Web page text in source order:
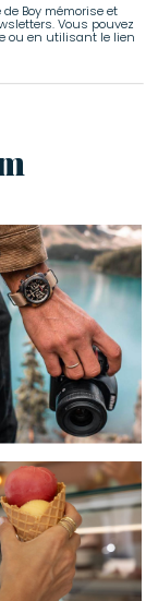
Boy mémorise et
Vous pouvez
ou en utilisant le lien